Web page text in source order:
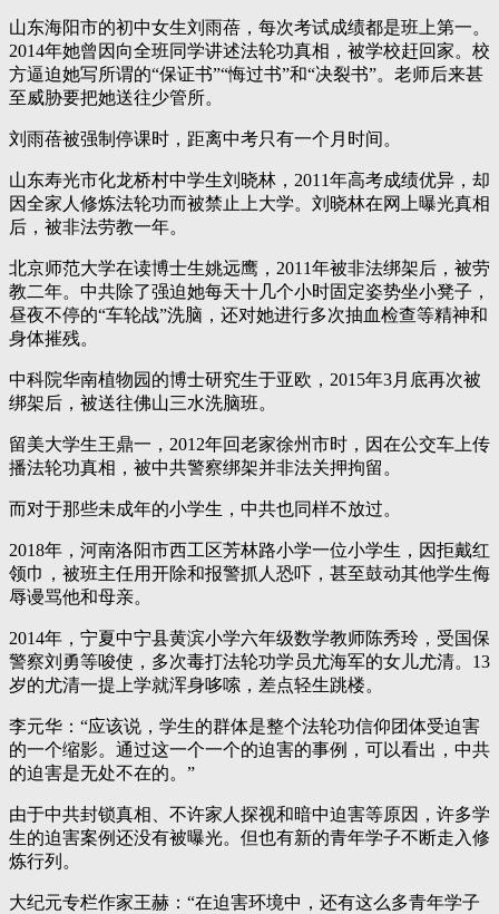
山东海阳市的初中女生刘雨蓓，每次考试成绩都是班上第一。
2014年她曾因向全班同学讲述法轮功真相，被学校赶回家。校
方逼迫她写所谓的“保证书”“悔过书”和“决裂书”。老师后来甚
至威胁要把她送往少管所。
刘雨蓓被强制停课时，距离中考只有一个月时间。
山东寿光市化龙桥村中学生刘晓林，2011年高考成绩优异，却
因全家人修炼法轮功而被禁止上大学。刘晓林在网上曝光真相
后，被非法劳教一年。
北京师范大学在读博士生姚远鹰，2011年被非法绑架后，被劳
教二年。中共除了强迫她每天十几个小时固定姿势坐小凳子，
昼夜不停的“车轮战”洗脑，还对她进行多次抽血检查等精神和
身体摧残。
中科院华南植物园的博士研究生于亚欧，2015年3月底再次被
绑架后，被送往佛山三水洗脑班。
留美大学生王鼎一，2012年回老家徐州市时，因在公交车上传
播法轮功真相，被中共警察绑架并非法关押拘留。
而对于那些未成年的小学生，中共也同样不放过。
2018年，河南洛阳市西工区芳林路小学一位小学生，因拒戴红
领巾，被班主任用开除和报警抓人恐吓，甚至鼓动其他学生侮
辱谩骂他和母亲。
2014年，宁夏中宁县黄滨小学六年级数学教师陈秀玲，受国保
警察刘勇等唆使，多次毒打法轮功学员尤海军的女儿尤清。13
岁的尤清一提上学就浑身哆嗦，差点轻生跳楼。
李元华：“应该说，学生的群体是整个法轮功信仰团体受迫害
的一个缩影。通过这一个一个的迫害的事例，可以看出，中共
的迫害是无处不在的。”
由于中共封锁真相、不许家人探视和暗中迫害等原因，许多学
生的迫害案例还没有被曝光。但也有新的青年学子不断走入修
炼行列。
大纪元专栏作家王赫：“在迫害环境中，还有这么多青年学子